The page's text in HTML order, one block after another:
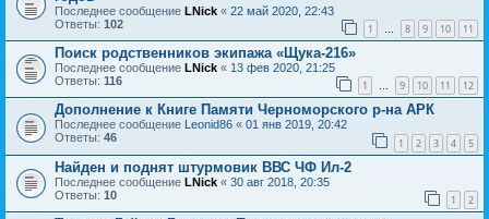
Последнее сообщение LNick « 22 май 2020, 22:43
Ответы: 102 1 … 8 9 10 11
Поиск родственников экипажа «Щука-216»
Последнее сообщение LNick « 13 фев 2020, 21:25
Ответы: 116 1 … 9 10 11 12
Дополнение к Книге Памяти Черноморского р-на АРК
Последнее сообщение Leonid86 « 01 янв 2019, 20:42
Ответы: 46 1 2 3 4 5
Найден и поднят штурмовик ВВС ЧФ Ил-2
Последнее сообщение LNick « 30 авг 2018, 20:35
Ответы: 10 1 2